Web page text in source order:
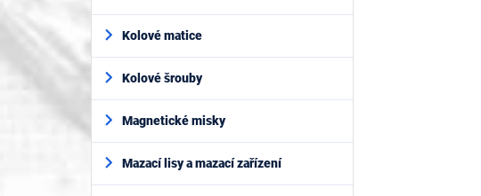
Kolové matice
Kolové šrouby
Magnetické misky
Mazací lisy a mazací zařízení